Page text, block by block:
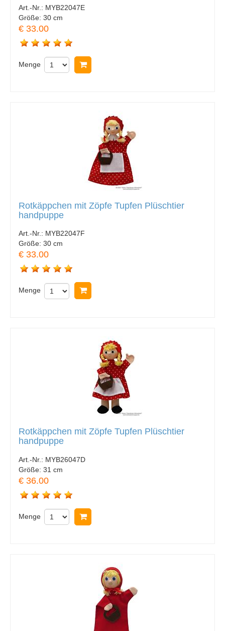
Art.-Nr.: MYB22047E
Größe: 30 cm
€ 33.00
Menge
Rotkäppchen mit Zöpfe Tupfen Plüschtier
handpuppe
Art.-Nr.: MYB22047F
Größe: 30 cm
€ 33.00
Menge
Rotkäppchen mit Zöpfe Tupfen Plüschtier
handpuppe
Art.-Nr.: MYB26047D
Größe: 31 cm
€ 36.00
Menge